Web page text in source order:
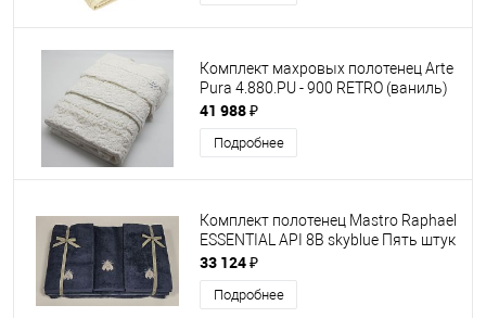
Комплект махровых полотенец Arte
Pura 4.880.PU - 900 RETRO (ваниль)
41 988 ₽
Подробнее
Комплект полотенец Mastro Raphael
ESSENTIAL API 8B skyblue Пять штук
33 124 ₽
Подробнее